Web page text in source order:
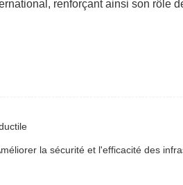
renforçant ainsi son rôle